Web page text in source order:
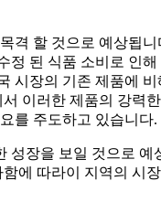
격 할 것으로 예상됩
된 식품 소비로 인
시장의 기존 제품에
이러한 제품의 강
를 주도하고 있습니다.
장을 보일 것으로
에 따라이 지역의 시